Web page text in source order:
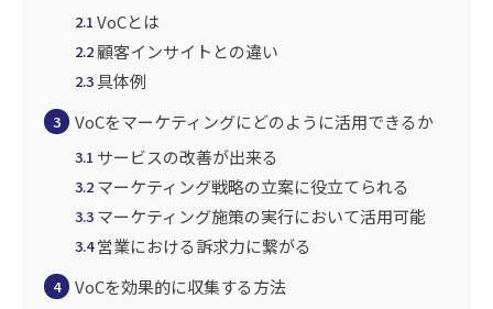
2.1 VoCとは
2.2顧客インサイトとの違い
2.3具体例
3 VoCをマーケティングにどのように活用できるか
3.1 サービスの改善が出来る
3.2 マーケティング戦略の立案に役立てられる
3.3 マーケティング施策の実行において活用可能
3.4 営業における訴求力に繋がる
4 VoCを効果的に収集する方法